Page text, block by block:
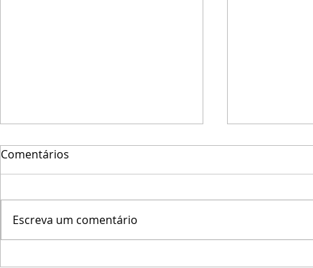
Marinha do Brasil promove Veleiro
Comentários
Escreva um comentário